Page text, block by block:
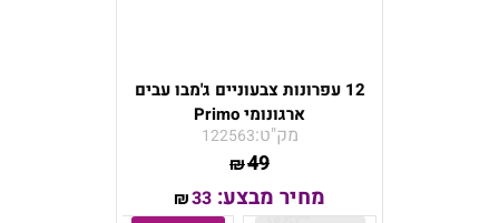
12 עפרונות צבעוניים ג'מבו עבים
ארגונומי Primo
מק"ט:122563
₪49
מחיר מבצע: ₪33